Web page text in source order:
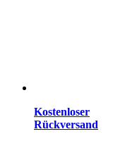
Kostenloser
Rückversand